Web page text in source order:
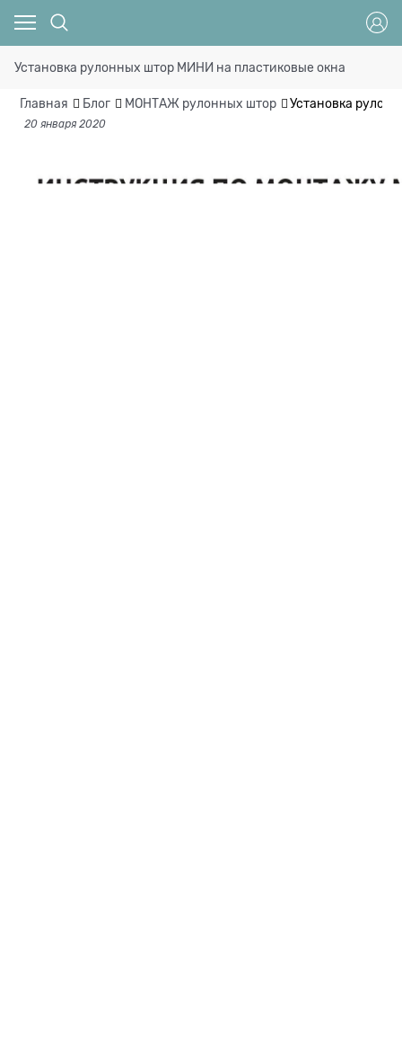
Установка рулонных штор МИНИ на пластиковые окна
Главная Блог МОНТАЖ рулонных штор Установка
20 января 2020